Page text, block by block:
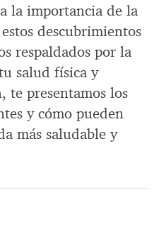
la importancia de la
descubrimientos
respaldados por la
salud física y
te presentamos los
y cómo pueden
más saludable y